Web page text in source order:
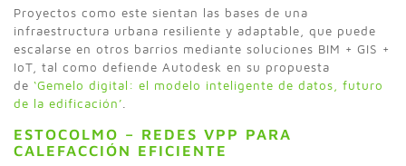
Proyectos como este sientan las bases de una
infraestructura urbana resiliente y adaptable, que puede
escalarse en otros barrios mediante soluciones BIM + GIS +
IoT, tal como defiende Autodesk en su propuesta
de ‘Gemelo digital: el modelo inteligente de datos, futuro
de la edificación’
ESTOCOLMO – REDES VPP PARA
CALEFACCIÓN EFICIENTE